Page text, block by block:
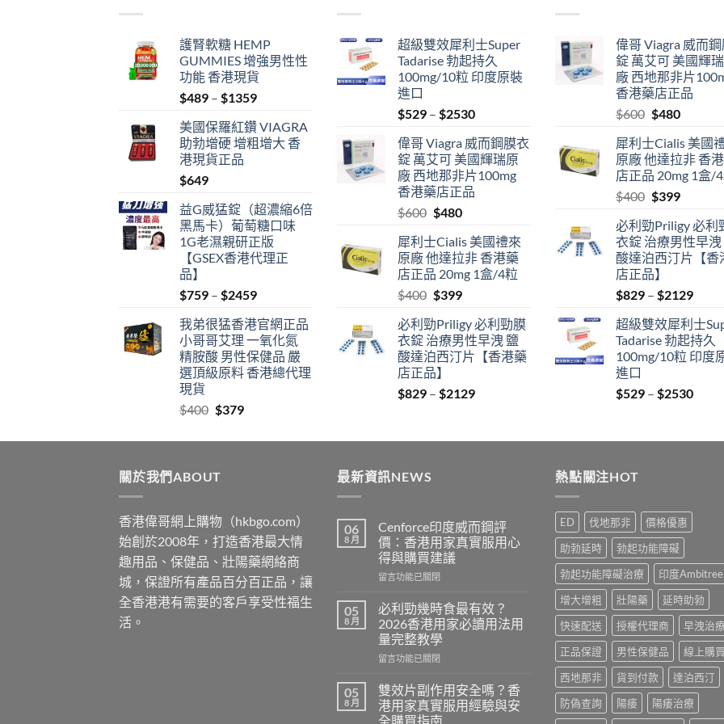
護腎軟糖 HEMP
GUMMIES 增強男性性
功能 香港現貨
$489 – $1359Price
$489
through
美國保羅紅鑽 VIAGRA
助勃增硬 增粗增大 香
港現貨正品
$649
益G威猛錠（超濃縮6倍
黑馬卡）葡萄糖口味
1G老濕親研正版
【GSEX香港代理正
品】
$759 – $2459Price
$759
through
$2459
我弟很猛香港官網正品
小哥哥艾理 一氧化氮
精胺酸 男性保健品 嚴
選頂級原料 香港總代理
現貨
$400 Original
was:
$379Current
is:
超級雙效犀利士Super
Tadarise 勃起持久
100mg/10粒 印度原裝
進口
$529 – $2530Price
$529
through
$2530
偉哥 Viagra 威而鋼膜衣
錠 萬艾可 美國輝瑞原
廠 西地那非片100mg
香港藥店正品
$600 Original
was:
$600.
$480Current
is:
$480.
犀利士Cialis 美國禮來
原廠 他達拉非 香港藥
店正品 20mg 1盒/4粒
$400 Original
was:
$400.
$399Current
is:
$399.
必利勁Priligy 必利勁膜
衣錠 治療男性早洩 鹽
酸達泊西汀片【香港藥
店正品】
$829 – $2129Price
through
偉哥 Viagra 威而
錠 萬艾可 美國輝
廠 西地那非片
香港藥店正品
$600 Original
was:
$600.
$480Current
is:
$480.
犀利士Cialis 美國
原廠 他達拉非 香
店正品 20mg 1盒/
$400 Original
was:
$400.
$399Current
is:
$399.
必利勁Priligy 必利
衣錠 治療男性早洩
酸達泊西汀片【香
店正品】
$829 – $2129Price
$829
超級雙效犀利士
Tadarise 勃起持久
100mg/10粒 印度
進口
$529 – $2530Price
關於我們ABOUT
香港偉哥網上購物（hkbgo.com）
始創於2008年，打造香港最大情
趣用品、保健品、壯陽藥網絡商
城，保證所有產品百分百正品，讓
全香港港有需要的客戶享受性福生
活。
最新資訊NEWS
06
8 月
Cenforce印度威而鋼評
價：香港用家真實服用心
得與購買建議
在
印
度
威
而
鋼
價：
香
港
留言功能已關閉
05
8 月
必利勁幾時食最有效？
2026香港用家必讀用法用
量完整教學
在
利
勁
幾
留言功能已關閉
05
8 月
雙效片副作用安全嗎？香
港用家真實服用經驗與安
全購買指南
熱點關注HOT
ED 伐地那非
價格優惠
助勃延時
勃起功能障礙
勃起功能障礙治療
印度Ambitree
增大增粗
壯陽藥
延時助勃
快速配送
授權代理商
早洩治
正品保證
男性保健品
線上購
西地那非
貨到付款
達泊西汀
防偽查詢
陽痿
陽痿治療